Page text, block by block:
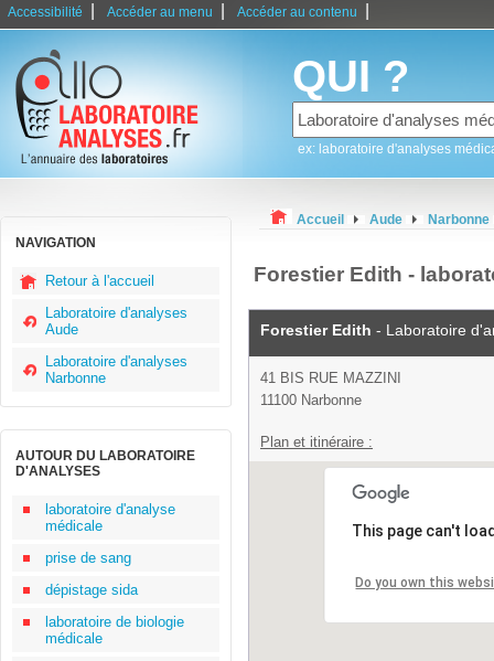
Accessibilité Accéder au menu Accéder au contenu
QUI ?
ex: laboratoire d'analyses
NAVIGATION
Retour à l'accueil
Laboratoire d'analyses
Aude
Laboratoire d'analyses
Narbonne
AUTOUR DU LABORATOIRE
D'ANALYSES
laboratoire d'analyse
médicale
prise de sang
dépistage sida
laboratoire de biologie
médicale
Accueil Aude Narbonne
Forestier Edith -
Forestier Edith - Laboratoire
41 BIS RUE MAZZINI
11100 Narbonne
Plan et itinéraire :
This page can't
Do you own this